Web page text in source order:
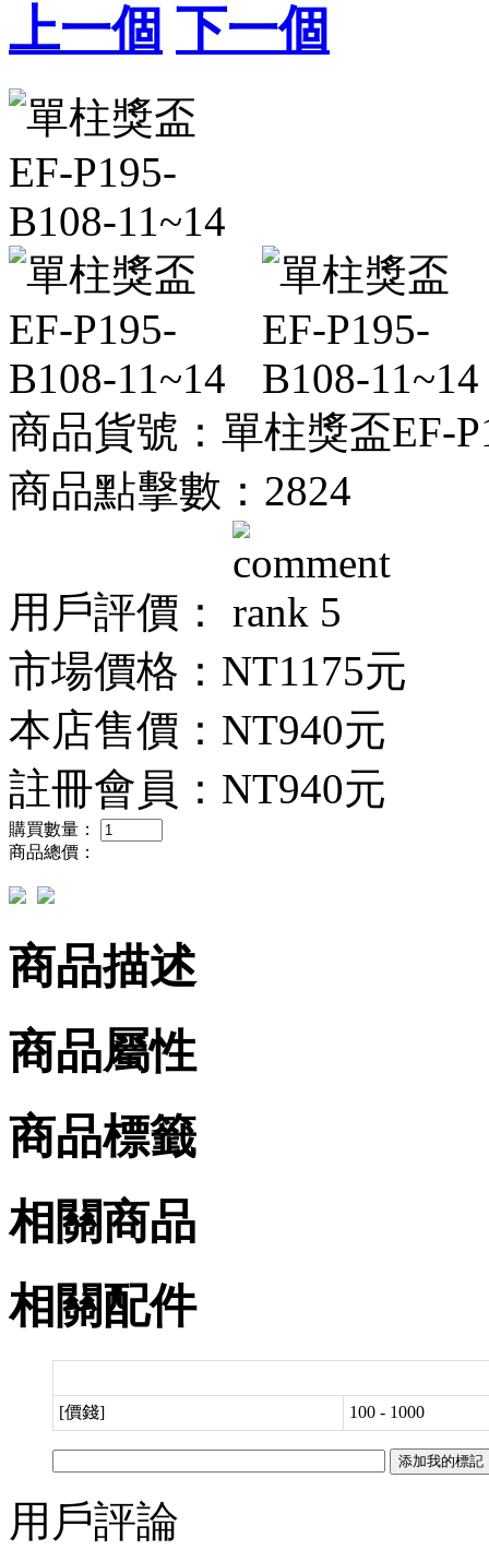
上一個 下一個
商品貨號：單柱獎盃EF-
商品點擊數：2824
用戶評價：
市場價格： NT1175元
本店售價： NT940元
註冊會員： NT940元
購買數量：
商品總價：
商品描述
商品屬性
商品標籤
相關商品
相關配件
[價錢] 100 - 1000
用戶評論